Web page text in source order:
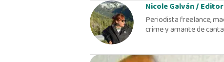
Nicole Galván /
Periodista freelance,
crime y amante de